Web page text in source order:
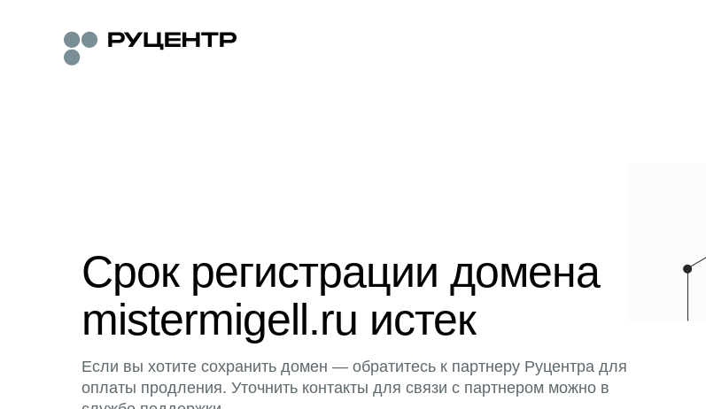
Срок регистрации домена
mistermigell.ru истек
Если вы хотите сохранить домен — обратитесь к партнеру Руцентра для
оплаты продления. Уточнить контакты для связи с партнером можно в